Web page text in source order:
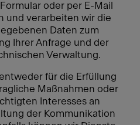
oder per E-Mail
und verarbeiten wir die
Daten zum
Ihrer Anfrage und der
Verwaltung.
für die Erfüllung
Maßnahmen oder
Interesses an
der Kommunikation